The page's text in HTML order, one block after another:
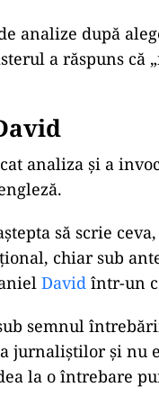
aflată în
au fost
În locul
răspunsuri
la elaborarea
de Științe ale
„Studiile IȘE sunt
după
a răspuns că